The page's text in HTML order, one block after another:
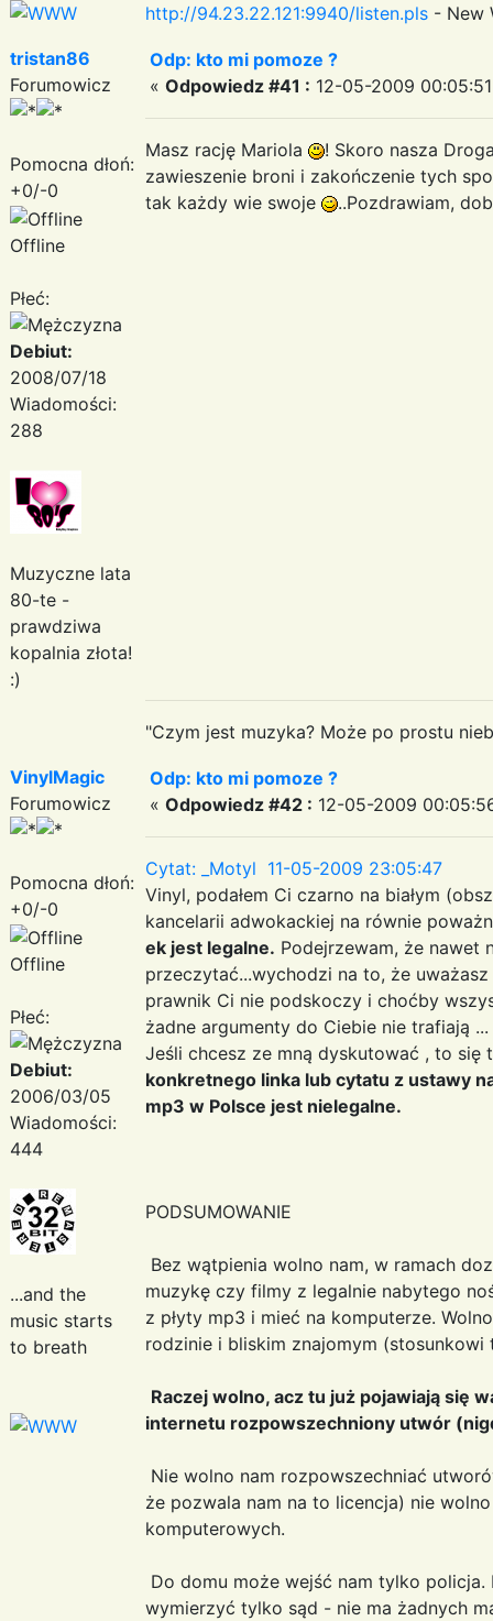
http://94.23.22.121:9940/listen.pls - New
tristan86
Forumowicz
Pomocna dłoń:
+0/-0
Offline
Płeć:
Debiut:
2008/07/18
Wiadomości:
288
Muzyczne lata
80-te -
prawdziwa
kopalnia złota!
:)
Odp: kto mi pomoze ?
« Odpowiedz #41 : 12-05-2009
Masz rację Mariola
! Skoro nasza
zawieszenie broni i zakończenie tych
tak każdy wie swoje
..Pozdrawiam,
"Czym jest muzyka? Może po prostu
VinylMagic
Forumowicz
Pomocna dłoń:
+0/-0
Offline
Płeć:
Debiut:
2006/03/05
Wiadomości:
444
...and the
music starts
to breath
Odp: kto mi pomoze ?
« Odpowiedz #42 : 12-05-2009
Cytat: _Motyl 11-05-2009 23:05:47
Vinyl, podałem Ci czarno na białym
kancelarii adwokackiej na równie
ek jest legalne. Podejrzewam, że nawet
przeczytać...wychodzi na to, że
prawnik Ci nie podskoczy i choćby
żadne argumenty do Ciebie nie trafiają ...
Jeśli chcesz ze mną dyskutować , to
konkretnego linka lub cytatu z ustawy
mp3 w Polsce jest nielegalne.
PODSUMOWANIE
Bez wątpienia wolno nam, w ramach
muzykę czy filmy z legalnie nabytego
z płyty mp3 i mieć na komputerze.
rodzinie i bliskim znajomym (stosunkowi
Raczej wolno, acz tu już pojawiają się
internetu rozpowszechniony utwór
Nie wolno nam rozpowszechniać
że pozwala nam na to licencja) nie
komputerowych.
Do domu może wejść nam tylko
wymierzyć tylko sąd - nie ma żadnych